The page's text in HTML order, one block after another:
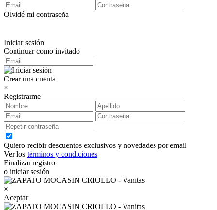
Olvidé mi contraseña
Iniciar sesión
Continuar como invitado
Crear una cuenta
×
Registrarme
Quiero recibir descuentos exclusivos y novedades por email
Ver los términos y condiciones
Finalizar registro
o iniciar sesión
×
Aceptar